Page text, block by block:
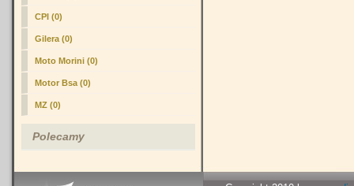
CPI (0)
Gilera (0)
Moto Morini (0)
Motor Bsa (0)
MZ (0)
Polecamy